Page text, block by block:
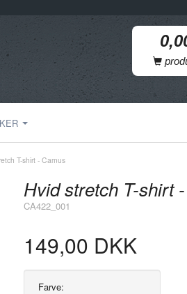
T-shirt - Camus
Hvid stretch T-shirt
CA422_001
149,00 DKK
Farve: